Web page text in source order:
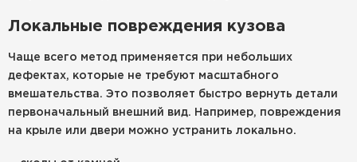
Локальные повреждения кузова
Чаще всего метод применяется при небольших
дефектах, которые не требуют масштабного
вмешательства. Это позволяет быстро вернуть детали
первоначальный внешний вид. Например, повреждения
на крыле или двери можно устранить локально.